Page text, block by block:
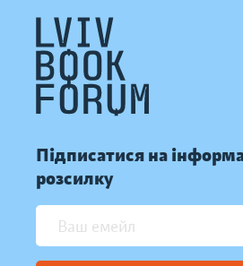
Підписатися на
розсилку